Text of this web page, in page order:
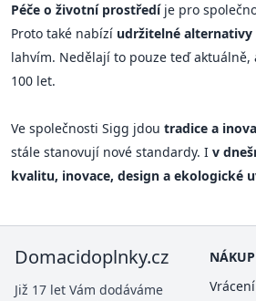
Péče o životní prostředíje pro
Proto také nabízí udržitelné alternativy
lahvím. Nedělají to pouze teď aktuálně,
100 let.
Ve společnosti Sigg jdou tradice a
stále stanovují nové standardy. I v
kvalitu, inovace, design a ekologické
Domacidoplnky.cz
Již 17 let Vám dodáváme
NÁKUP